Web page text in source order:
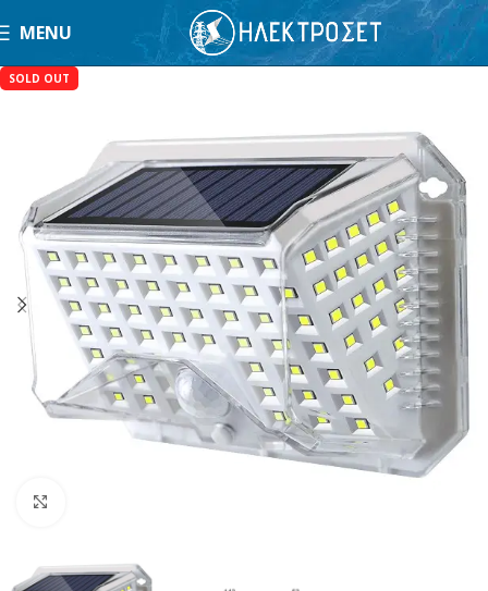
MENU
SOLD OUT